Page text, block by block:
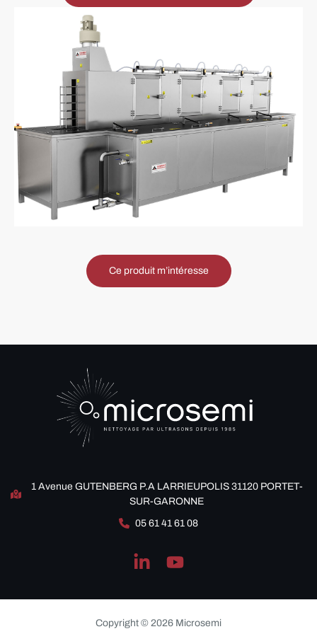
Ce produit m’intéresse
1 Avenue GUTENBERG P.A LARRIEUPOLIS 31120 PORTET-
SUR-GARONNE
05 61 41 61 08
Copyright © 2026 Microsemi